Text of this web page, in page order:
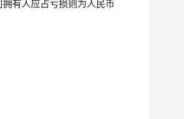
有人应占亏损则为人民币